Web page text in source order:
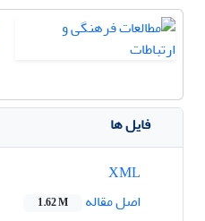
فایل ها
اصل مقاله
1.62 M